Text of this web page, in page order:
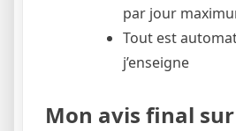
par jour
Tout est
j’enseigne
Mon avis final